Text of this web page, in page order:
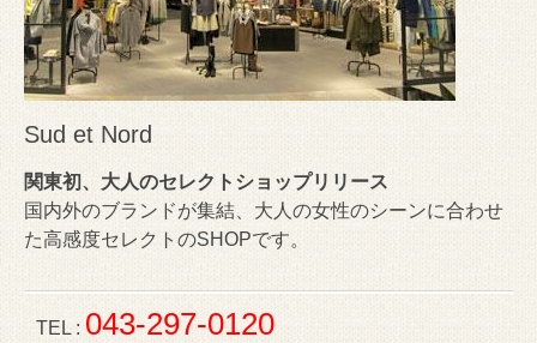
Sud et Nord
関東初、大人のセレクトショップリリース
国内外のブランドが集結、大人の女性のシーンに合わせ
た高感度セレクトのSHOPです。
TEL : 043-297-0120